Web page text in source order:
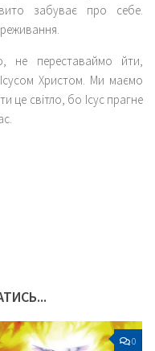
забуває про себе.
не переставаймо йти,
Христом. Ми маємо
це світло, бо Ісус прагне
0